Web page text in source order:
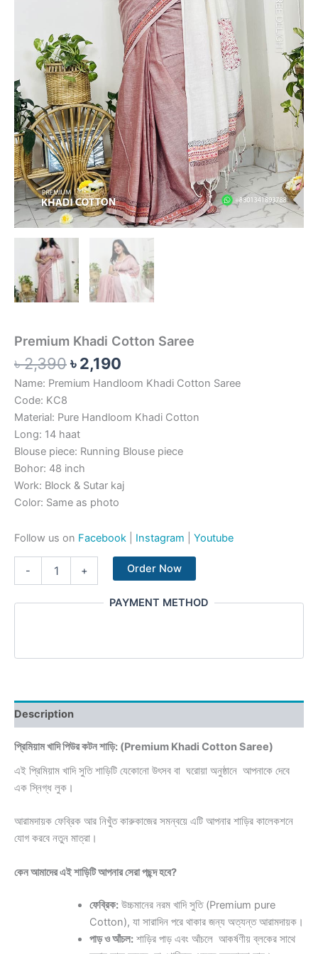
Premium Khadi Cotton Saree
৳2,390৳2,190
Name: Premium Handloom Khadi Cotton Saree
Code: KC8
Material: Pure Handloom Khadi Cotton
Long: 14 haat
Blouse piece: Running Blouse piece
Bohor: 48 inch
Work: Block & Sutar kaj
Color: Same as photo
Follow us on Facebook Instagram Youtube
- + Order Now
PAYMENT METHOD
Description
প্রিমিয়াম খাদি পিউর কটন শাড়ি: (Premium Khadi Cotton Saree)
এই প্রিমিয়াম খাদি সুতি শাড়িটি যেকোনো উৎসব বা ঘরোয়া অনুষ্ঠানে আপনাকে দেবে
এক স্নিগ্ধ লুক।
আরামদায়ক ফেব্রিক আর নিখুঁত কারুকাজের সমন্বয়ে এটি আপনার শাড়ির কালেকশনে
যোগ করবে নতুন মাত্রা।
কেন আমাদের এই শাড়িটি আপনার সেরা পছন্দ হবে?
ফেব্রিক:উচ্চমানের নরম খাদি সুতি (Premium pure
Cotton), যা সারাদিন পরে থাকার জন্য অত্যন্ত আরামদায়ক।
পাড় ও আঁচল:শাড়ির পাড় এবং আঁচলে আকর্ষণীয় ব্লকের সাথে